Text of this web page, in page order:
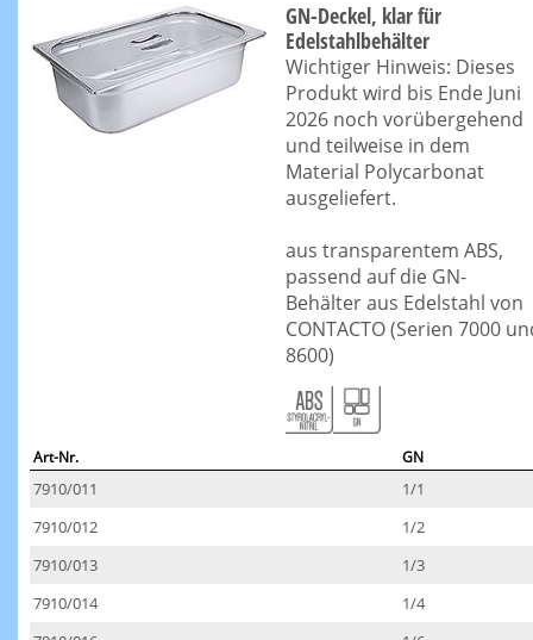
GN-Deckel, klar für
Edelstahlbehälter
Wichtiger Hinweis: Dieses
Produkt wird bis Ende Juni
2026 noch vorübergehend
und teilweise in dem
Material Polycarbonat
ausgeliefert.
aus transparentem ABS,
passend auf die GN-
Behälter aus Edelstahl von
CONTACTO (Serien 7000
8600)
Art-Nr. GN
7910/011
1/1
7910/012
1/2
7910/013
1/3
7910/014
1/4